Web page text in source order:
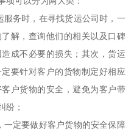
服务时，在寻找货运公司时，一
解，查询他们的相关以及口碑
成不必要的损失；其次，货运
要针对客户的货物制定好相应
户货物的安全，避免为客户带
纷；
一定要做好客户货物的安全保障